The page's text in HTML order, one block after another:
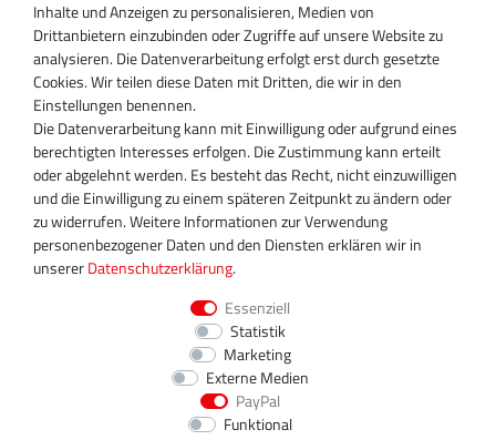
Magnos Turbosystems GmbH
Miraustraße 27-29
D-13509 Berlin
+49 30 340 606 740
+49 30 340 606 740
+49 30 340 606 745
info@turboservice24.de
Aktuelle Öffnungszeiten
Mo-Fr: 08:00 Uhr - 18:00 Uhr
Sa: geschlossen
Inhalte und Anzeigen zu personalisieren, Medien von
Drittanbietern einzubinden oder Zugriffe auf unsere Website zu
analysieren. Die Datenverarbeitung erfolgt erst durch gesetzte
Cookies. Wir teilen diese Daten mit Dritten, die wir in den
Einstellungen benennen.
Die Datenverarbeitung kann mit Einwilligung oder aufgrund eines
berechtigten Interesses erfolgen. Die Zustimmung kann erteilt
oder abgelehnt werden. Es besteht das Recht, nicht einzuwilligen
und die Einwilligung zu einem späteren Zeitpunkt zu ändern oder
zu widerrufen. Weitere Informationen zur Verwendung
personenbezogener Daten und den Diensten erklären wir in
unsererDaten­schutz­erklärung.
Essenziell
Statistik
Marketing
Externe Medien
PayPal
Funktional